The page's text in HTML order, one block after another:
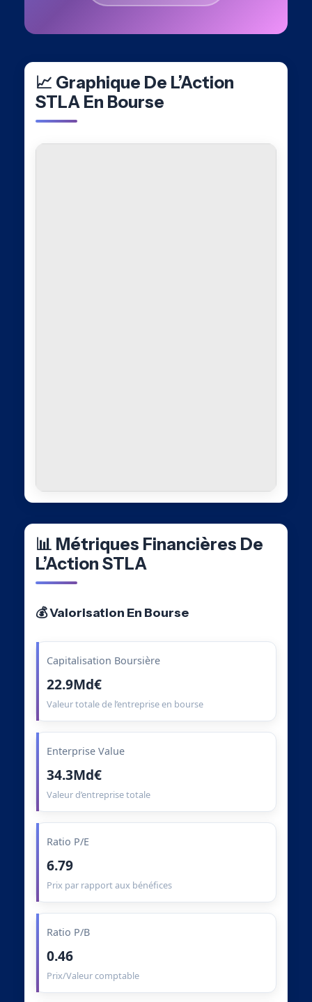
📈 Graphique De L’Action
STLA En Bourse
📊 Métriques Financières De
L’Action STLA
💰 Valorisation En Bourse
Capitalisation Boursière
22.9Md€
Valeur totale de l’entreprise en bourse
Enterprise Value
34.3Md€
Valeur d’entreprise totale
Ratio P/E
6.79
Prix par rapport aux bénéfices
Ratio P/B
0.46
Prix/Valeur comptable